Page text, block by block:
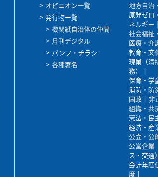
オピニオン一覧
発行物一覧
機関紙自治体の仲間
月刊デジタル
パンフ・チラシ
各種署名
地方自治
原発ゼロ
ネルギー
社会福祉
医療・介
教育・文
現業（清
務）
保育・学
消防・防
国政
非
組織・共
憲法・民
経済・産
公立・公
公営企業
ス・交通）
会計年度
度